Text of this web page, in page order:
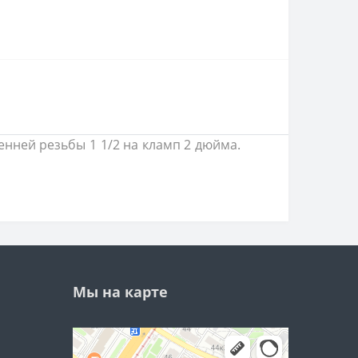
резьбы 1 1/2 на кламп 2 дюйма.
Мы на карте